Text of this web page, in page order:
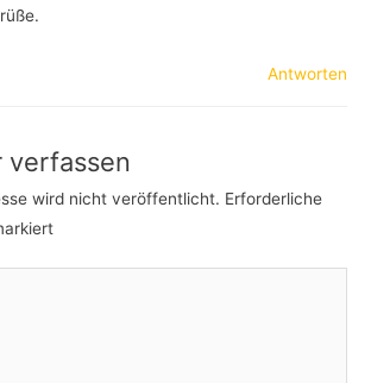
Antworten
verfassen
wird nicht veröffentlicht. Erforderliche